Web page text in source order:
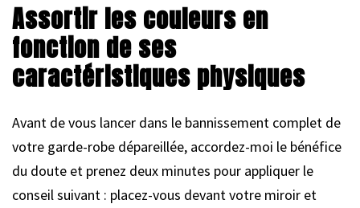
Assortir les couleurs en
fonction de ses
caractéristiques physiques
Avant de vous lancer dans le bannissement complet de
votre garde-robe dépareillée, accordez-moi le bénéfice
du doute et prenez deux minutes pour appliquer le
conseil suivant : placez-vous devant votre miroir et